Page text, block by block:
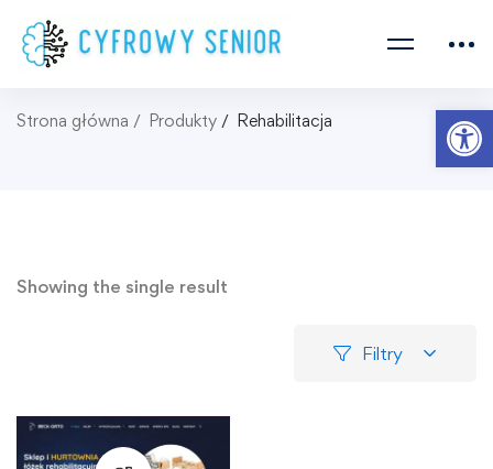
Strona główna Produkty Rehabilitacja
Showing the single result
Filtry